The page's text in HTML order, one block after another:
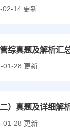
02-14 更新
综真题及解析汇
01-28 更新
）真题及详细解
01-28 更新